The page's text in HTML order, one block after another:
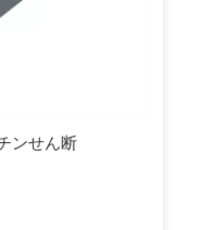
ンせん断